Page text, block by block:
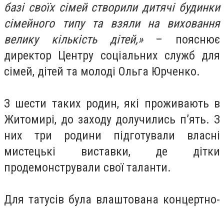
базі своїх сімей створили дитячі будинки
сімейного типу та взяли на виховання
велику кількість дітей,»– пояснює
директор Центру соціальних служб для
сімей, дітей та молоді Ольга Юрченко.
З шести таких родин, які проживають в
Житомирі, до заходу долучились п’ять. З
них три родини підготували власні
мистецькі виставки, де дітки
продемонстрували свої таланти.
Для татусів була влаштована концертно-